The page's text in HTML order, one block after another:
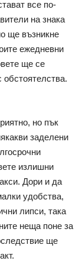
все по-
на знака
ще възникне
ежедневни
ще се
но пък
заделени
излишни
Дори и да
удобства,
липси, така
неща поне за
ще